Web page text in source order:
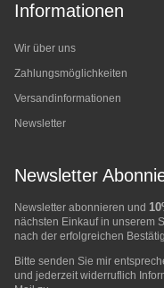
Informationen
Wir über uns
Zahlungsmöglichkeiten
Versandinformationen
Newsletter
Newsletter
Newsletter abonnieren und
nächsten Einkauf in unserem
nach der erfolgreichen
Bitte senden Sie mir
und jederzeit widerruflich